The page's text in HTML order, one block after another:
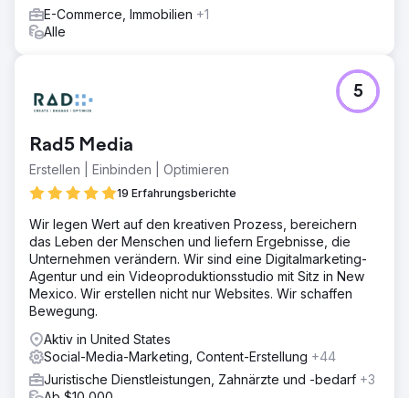
E-Commerce, Immobilien +1
Alle
Rad5 Media
Erstellen | Einbinden | Optimieren
19 Erfahrungsberichte
5
Wir legen Wert auf den kreativen Prozess, bereichern
das Leben der Menschen und liefern Ergebnisse, die
Unternehmen verändern. Wir sind eine Digitalmarketing-
Agentur und ein Videoproduktionsstudio mit Sitz in New
Mexico. Wir erstellen nicht nur Websites. Wir schaffen
Bewegung.
Aktiv in United States
Social-Media-Marketing, Content-Erstellung +44
Juristische Dienstleistungen, Zahnärzte und -bedarf +3